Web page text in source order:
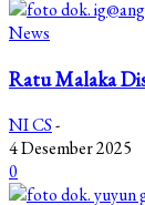
News
Ratu Malaka
NI CS-
4 Desember 2025
0